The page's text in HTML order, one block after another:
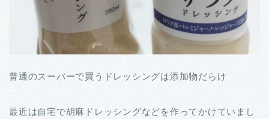
普通のスーパーで買うドレッシングは添加物だらけ
最近は自宅で胡麻ドレッシングなどを作ってかけていまし